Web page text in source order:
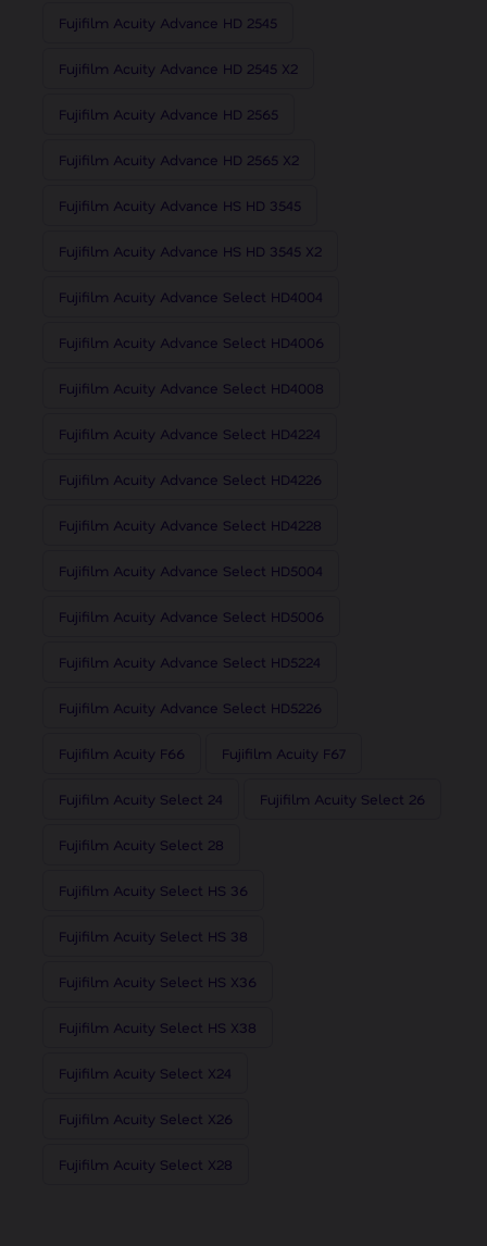
Fujifilm Acuity Advance HD 2545
Fujifilm Acuity Advance HD 2545 X2
Fujifilm Acuity Advance HD 2565
Fujifilm Acuity Advance HD 2565 X2
Fujifilm Acuity Advance HS HD 3545
Fujifilm Acuity Advance HS HD 3545 X2
Fujifilm Acuity Advance Select HD4004
Fujifilm Acuity Advance Select HD4006
Fujifilm Acuity Advance Select HD4008
Fujifilm Acuity Advance Select HD4224
Fujifilm Acuity Advance Select HD4226
Fujifilm Acuity Advance Select HD4228
Fujifilm Acuity Advance Select HD5004
Fujifilm Acuity Advance Select HD5006
Fujifilm Acuity Advance Select HD5224
Fujifilm Acuity Advance Select HD5226
Fujifilm Acuity F66 Fujifilm Acuity F67
Fujifilm Acuity Select 24 Fujifilm Acuity Select 26
Fujifilm Acuity Select 28
Fujifilm Acuity Select HS 36
Fujifilm Acuity Select HS 38
Fujifilm Acuity Select HS X36
Fujifilm Acuity Select HS X38
Fujifilm Acuity Select X24
Fujifilm Acuity Select X26
Fujifilm Acuity Select X28